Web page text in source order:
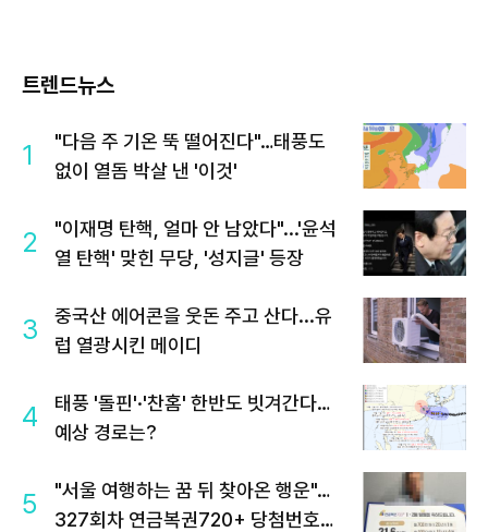
트렌드뉴스
1
"다음 주 기온 뚝 떨어진다"…태풍도
없이 열돔 박살 낸 '이것'
2
"이재명 탄핵, 얼마 안 남았다"...'윤석
열 탄핵' 맞힌 무당, '성지글' 등장
3
중국산 에어콘을 웃돈 주고 산다...유
럽 열광시킨 메이디
4
태풍 '돌핀'·'찬홈' 한반도 빗겨간다…
예상 경로는?
5
"서울 여행하는 꿈 뒤 찾아온 행운"…
327회차 연금복권720+ 당첨번호조